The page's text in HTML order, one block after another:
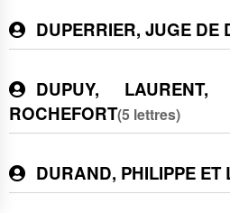
DUPERRIER, JUGE DE
DUPUY,
ROCHEFORT(5 lettres)
DURAND, PHILIPPE ET